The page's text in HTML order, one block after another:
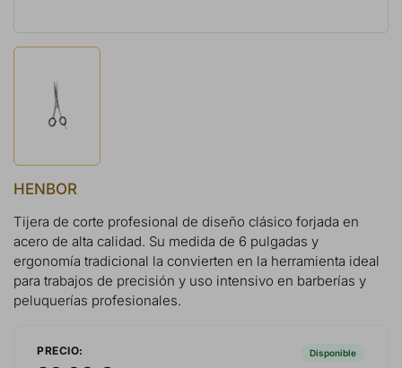
HENBOR
Tijera de corte profesional de diseño clásico forjada en
acero de alta calidad. Su medida de 6 pulgadas y
ergonomía tradicional la convierten en la herramienta ideal
para trabajos de precisión y uso intensivo en barberías y
peluquerías profesionales.
PRECIO: Disponible